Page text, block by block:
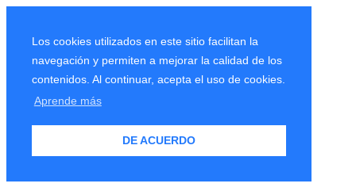
Los cookies utilizados en este sitio facilitan la
navegación y permiten a mejorar la calidad de los
contenidos. Al continuar, acepta el uso de cookies.
Aprende más
DE ACUERDO